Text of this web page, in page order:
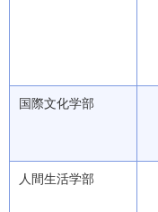
国際文化学部
人間生活学部